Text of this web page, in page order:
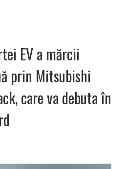
EV a mărcii
prin Mitsubishi
care va debuta în